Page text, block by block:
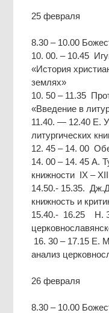
25 февраля
8.30 – 10.00
10. 00. – 10.45
«История
землях»
10. 50 – 11.35
«Введение в
11.40. — 12.40 Е.
литургических
12. 45 – 14. 00
14. 00 – 14. 45 А.
книжности IX –
14.50.- 15.35.
книжность и
15.40.- 16.25 Н.
16. 30 – 17.15 Е.
анализ
26 февраля
8.30 – 10.00